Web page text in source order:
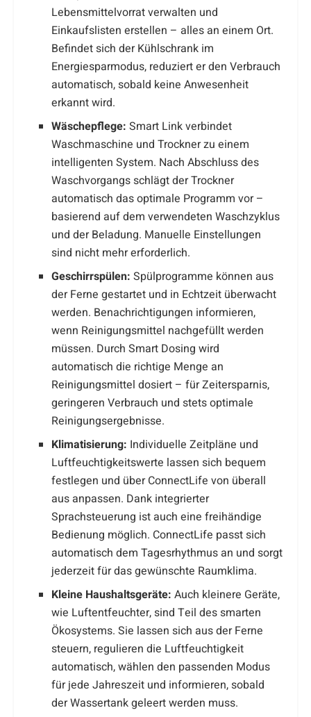
Lebensmittelvorrat verwalten und
Einkaufslisten erstellen – alles an einem Ort.
Befindet sich der Kühlschrank im
Energiesparmodus, reduziert er den Verbrauch
automatisch, sobald keine Anwesenheit
erkannt wird.
Wäschepflege: Smart Link verbindet
Waschmaschine und Trockner zu einem
intelligenten System. Nach Abschluss des
Waschvorgangs schlägt der Trockner
automatisch das optimale Programm vor –
basierend auf dem verwendeten Waschzyklus
und der Beladung. Manuelle Einstellungen
sind nicht mehr erforderlich.
Geschirrspülen: Spülprogramme können aus
der Ferne gestartet und in Echtzeit überwacht
werden. Benachrichtigungen informieren,
wenn Reinigungsmittel nachgefüllt werden
müssen. Durch Smart Dosing wird
automatisch die richtige Menge an
Reinigungsmittel dosiert – für Zeitersparnis,
geringeren Verbrauch und stets optimale
Reinigungsergebnisse.
Klimatisierung: Individuelle Zeitpläne und
Luftfeuchtigkeitswerte lassen sich bequem
festlegen und über ConnectLife von überall
aus anpassen. Dank integrierter
Sprachsteuerung ist auch eine freihändige
Bedienung möglich. ConnectLife passt sich
automatisch dem Tagesrhythmus an und sorgt
jederzeit für das gewünschte Raumklima.
Kleine Haushaltsgeräte: Auch kleinere Geräte,
wie Luftentfeuchter, sind Teil des smarten
Ökosystems. Sie lassen sich aus der Ferne
steuern, regulieren die Luftfeuchtigkeit
automatisch, wählen den passenden Modus
für jede Jahreszeit und informieren, sobald
der Wassertank geleert werden muss.